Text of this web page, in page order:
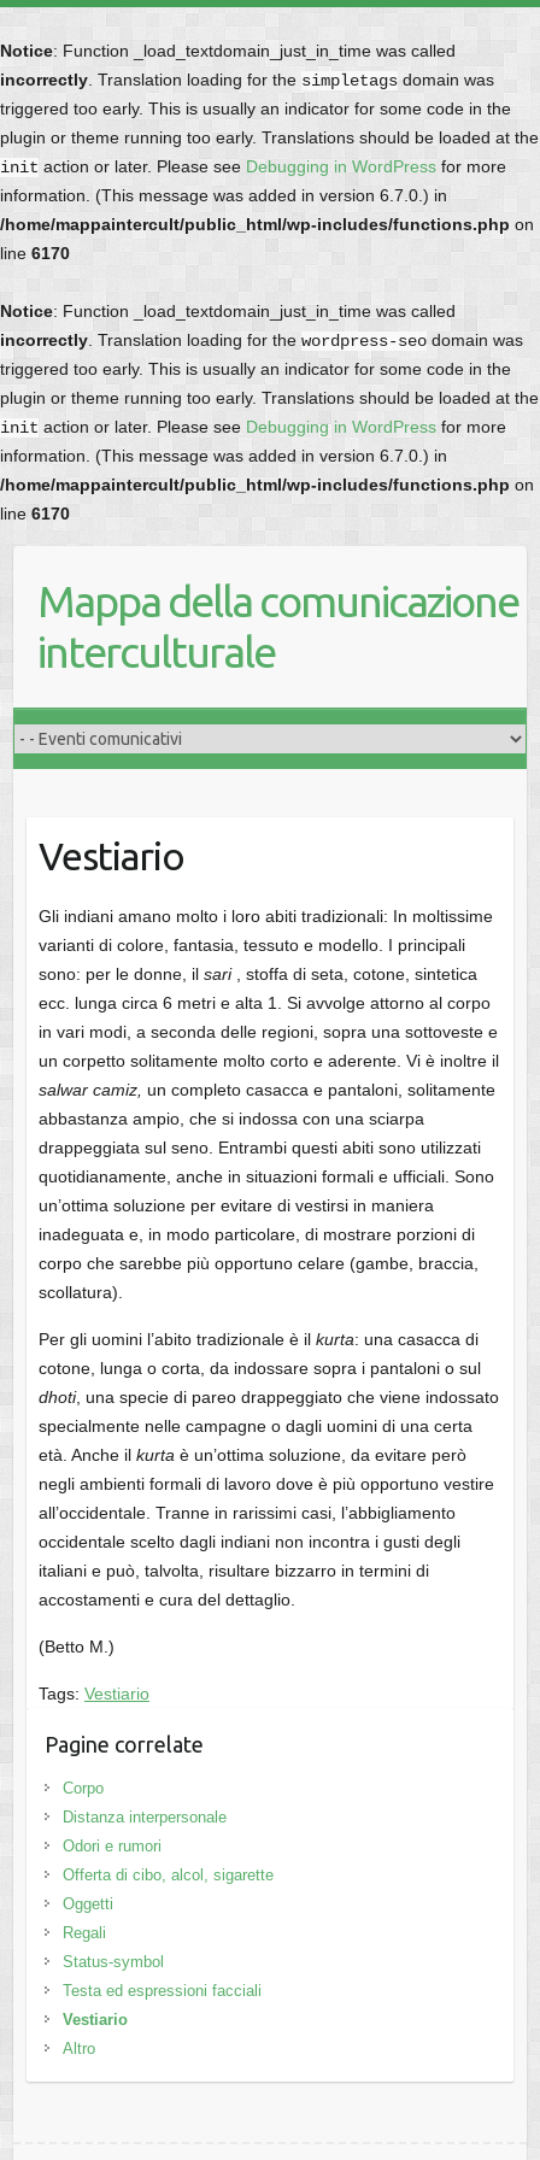
Notice: Function _load_textdomain_just_in_time was called
incorrectly . Translation loading for the simpletags domain was
triggered too early. This is usually an indicator for some code in the
plugin or theme running too early. Translations should be loaded at the
init action or later. Please see Debugging in WordPress for more
information. (This message was added in version 6.7.0.) in
/home/mappaintercult/public_html/wp-includes/functions.php on
line 6170
Notice: Function _load_textdomain_just_in_time was called
incorrectly . Translation loading for the wordpress-seo domain was
triggered too early. This is usually an indicator for some code in the
plugin or theme running too early. Translations should be loaded at the
init action or later. Please see Debugging in WordPress for more
information. (This message was added in version 6.7.0.) in
/home/mappaintercult/public_html/wp-includes/functions.php on
line 6170
Mappa della comunicazione
interculturale
Vestiario
Gli indiani amano molto i loro abiti tradizionali: In moltissime
varianti di colore, fantasia, tessuto e modello. I principali
sono: per le donne, il sari, stoffa di seta, cotone, sintetica
ecc. lunga circa 6 metri e alta 1. Si avvolge attorno al corpo
in vari modi, a seconda delle regioni, sopra una sottoveste e
un corpetto solitamente molto corto e aderente. Vi è inoltre il
salwar camiz, un completo casacca e pantaloni, solitamente
abbastanza ampio, che si indossa con una sciarpa
drappeggiata sul seno. Entrambi questi abiti sono utilizzati
quotidianamente, anche in situazioni formali e ufficiali. Sono
un’ottima soluzione per evitare di vestirsi in maniera
inadeguata e, in modo particolare, di mostrare porzioni di
corpo che sarebbe più opportuno celare (gambe, braccia,
scollatura).
Per gli uomini l’abito tradizionale è il kurta: una casacca di
cotone, lunga o corta, da indossare sopra i pantaloni o sul
dhoti, una specie di pareo drappeggiato che viene indossato
specialmente nelle campagne o dagli uomini di una certa
età. Anche il kurta è un’ottima soluzione, da evitare però
negli ambienti formali di lavoro dove è più opportuno vestire
all’occidentale. Tranne in rarissimi casi, l’abbigliamento
occidentale scelto dagli indiani non incontra i gusti degli
italiani e può, talvolta, risultare bizzarro in termini di
accostamenti e cura del dettaglio.
(Betto M.)
Tags: Vestiario
Pagine correlate
Corpo
Distanza interpersonale
Odori e rumori
Offerta di cibo, alcol, sigarette
Oggetti
Regali
Status-symbol
Testa ed espressioni facciali
Vestiario
Altro